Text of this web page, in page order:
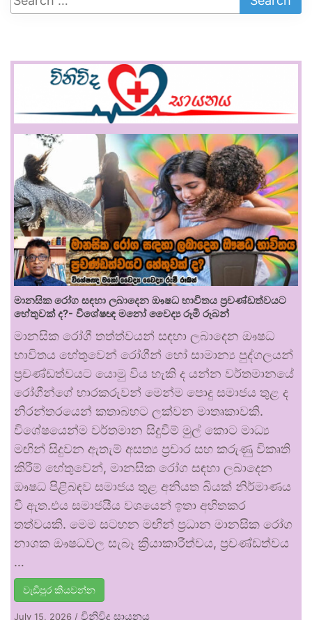
මානසික රෝග සඳහා ලබාදෙන ඖෂධ භාවිතය ප්‍රචණ්ඩත්වයට
හේතුවක් ද?- විශේෂඥ මනෝ වෛද්‍ය රූමි රූබන්
මානසික රෝගී තත්ත්වයන් සඳහා ලබාදෙන ඖෂධ
භාවිතය හේතුවෙන් රෝගීන් හෝ සාමාන්‍ය පුද්ගලයන්
ප්‍රචණ්ඩත්වයට යොමු විය හැකි ද යන්න වර්තමානයේ
රෝගීන්ගේ භාරකරුවන් මෙන්ම පොදු සමාජය තුළ ද
නිරන්තරයෙන් කතාබහට ලක්වන මාතෘකාවකි.
විශේෂයෙන්ම වර්තමාන සිදුවීම් මුල් කොට මාධ්‍ය
මඟින් සිදුවන ඇතැම් අසත්‍ය ප්‍රචාර සහ කරුණු විකෘති
කිරීම් හේතුවෙන්, මානසික රෝග සඳහා ලබාදෙන
ඖෂධ පිළිබඳව සමාජය තුළ අනියත බියක් නිර්මාණය
වී ඇත.එය සමාජයීය වශයෙන් ඉතා අහිතකර
තත්වයකි. මෙම සටහන මඟින් ප්‍රධාන මානසික රෝග
නාශක ඖෂධවල සැබෑ ක්‍රියාකාරීත්වය, ප්‍රචණ්ඩත්වය
…
වැඩිපුර කියවන්න
July 15, 2026 / විනිවිද සායනය